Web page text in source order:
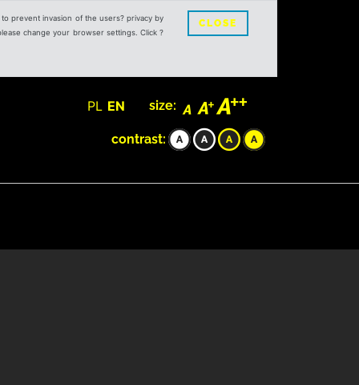
prevent invasion of the users? privacy by
change your browser settings. Click ?
CLOSE
PL EN size:
contrast: